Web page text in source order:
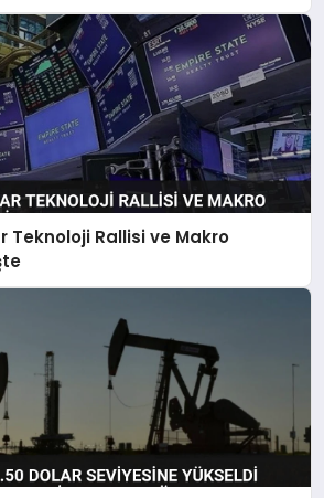
Teknoloji Rallisi ve Makro